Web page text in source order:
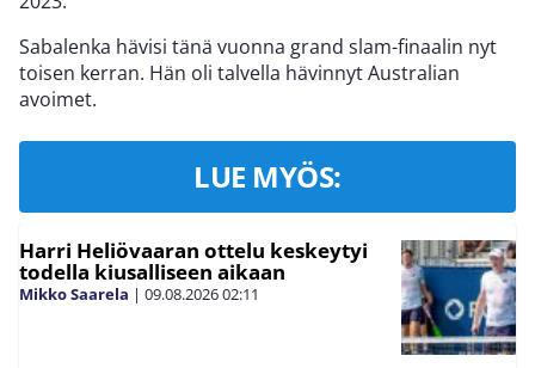
Sabalenka hävisi tänä vuonna grand slam-finaalin nyt
toisen kerran. Hän oli talvella hävinnyt Australian
avoimet.
LUE MYÖS:
Harri Heliövaaran ottelu keskeytyi
todella kiusalliseen aikaan
Mikko Saarela | 09.08.202602:11